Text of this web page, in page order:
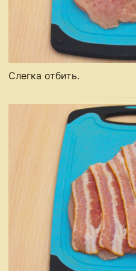
Слегка отбить.